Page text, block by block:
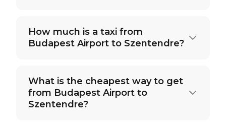
How much is a taxi from
Budapest Airport to Szentendre?
What is the cheapest way to get
from Budapest Airport to
Szentendre?